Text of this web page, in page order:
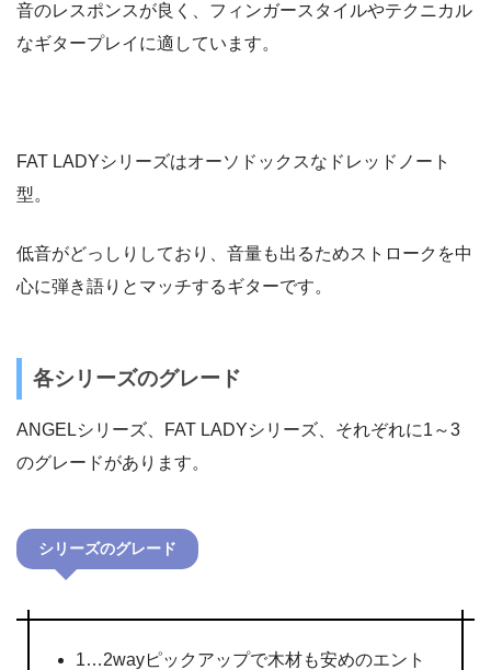
音のレスポンスが良く、フィンガースタイルやテクニカル
なギタープレイに適しています。
FAT LADYシリーズはオーソドックスなドレッドノート
型。
低音がどっしりしており、音量も出るためストロークを中
心に弾き語りとマッチするギターです。
各シリーズのグレード
ANGELシリーズ、FAT LADYシリーズ、それぞれに1～3
のグレードがあります。
シリーズのグレード
1…2wayピックアップで木材も安めのエント